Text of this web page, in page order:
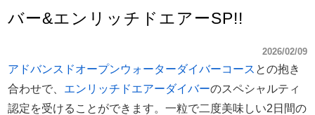
バー&エンリッチドエアーSP!!
2026/02/09
アドバンスドオープンウォーターダイバーコース との抱き
合わせで、 エンリッチドエアーダイバーのスペシャルティ
認定を受けることができます。一粒で二度美味しい2日間の